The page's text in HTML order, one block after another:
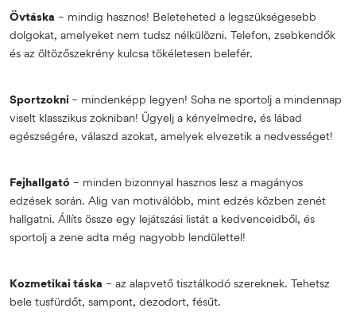
Övtáska – mindig hasznos! Beleteheted a legszükségesebb
dolgokat, amelyeket nem tudsz nélkülözni. Telefon, zsebkendők
és az öltözőszekrény kulcsa tökéletesen belefér.
Sportzokni – mindenképp legyen! Soha ne sportolj a mindennap
viselt klasszikus zokniban! Ügyelj a kényelmedre, és lábad
egészségére, válaszd azokat, amelyek elvezetik a nedvességet!
Fejhallgató – minden bizonnyal hasznos lesz a magányos
edzések során. Alig van motiválóbb, mint edzés közben zenét
hallgatni. Állíts össze egy lejátszási listát a kedvenceidből, és
sportolj a zene adta még nagyobb lendülettel!
Kozmetikai táska – az alapvető tisztálkodó szereknek. Tehetsz
bele tusfürdőt, sampont, dezodort, fésűt.